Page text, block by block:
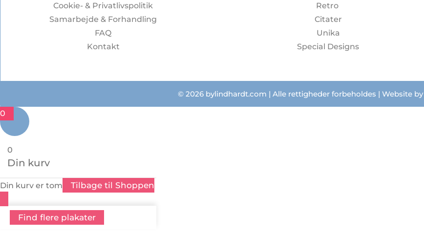
Cookie- & Privatlivspolitik
Samarbejde & Forhandling
FAQ
Kontakt
Retro
Citater
Unika
Special Designs
© 2026 bylindhardt.com | Alle rettigheder forbeholdes | Website by
0
0
Din kurv
Din kurv er tom Tilbage til Shoppen
Find flere plakater